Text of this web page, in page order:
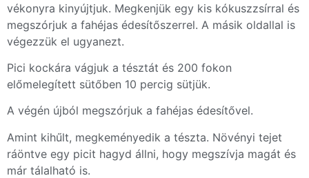
vékonyra kinyújtjuk. Megkenjük egy kis kókuszzsírral és
megszórjuk a fahéjas édesítőszerrel. A másik oldallal is
végezzük el ugyanezt.
Pici kockára vágjuk a tésztát és 200 fokon
előmelegített sütőben 10 percig sütjük.
A végén újból megszórjuk a fahéjas édesítővel.
Amint kihűlt, megkeményedik a tészta. Növényi tejet
ráöntve egy picit hagyd állni, hogy megszívja magát és
már tálalható is.